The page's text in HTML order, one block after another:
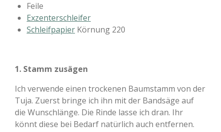
Feile
Exzenterschleifer
Schleifpapier Körnung 220
1. Stamm zusägen
Ich verwende einen trockenen Baumstamm von der
Tuja. Zuerst bringe ich ihn mit der Bandsäge auf
die Wunschlänge. Die Rinde lasse ich dran. Ihr
könnt diese bei Bedarf natürlich auch entfernen.